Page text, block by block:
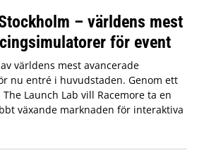
– världens mest
för event
världens mest avancerade
nu entré i huvudstaden. Genom ett
Launch Lab vill Racemore ta en
växande marknaden för interaktiva